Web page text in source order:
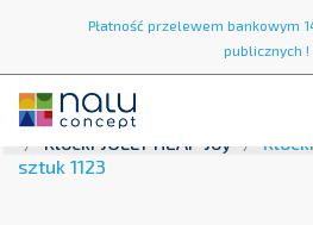
Płatność przelewem bankowym
publicznych !
Strona główna
Klocki JOLLY HEAP Joy
sztuk 1123